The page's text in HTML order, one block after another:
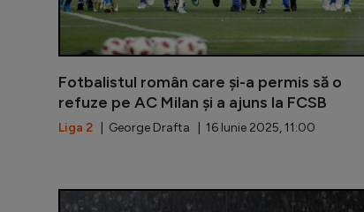
Fotbalistul român care și-a permis să o
refuze pe AC Milan și a ajuns la FCSB
Liga 2 | George Drafta | 16 Iunie 2025, 11:00